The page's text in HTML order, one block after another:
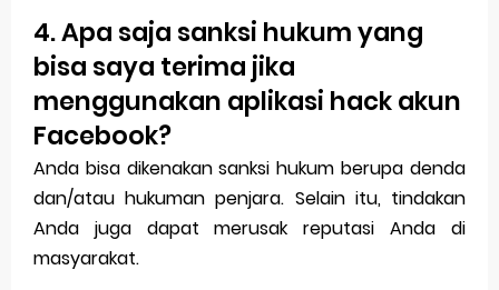
4. Apa saja sanksi hukum yang
bisa saya terima jika
menggunakan aplikasi hack akun
Facebook?
Anda bisa dikenakan sanksi hukum berupa denda
dan/atau hukuman penjara. Selain itu, tindakan
Anda juga dapat merusak reputasi Anda di
masyarakat.